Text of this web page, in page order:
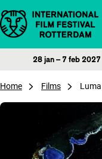
Direct naar inhoud
28 jan – 7 feb 2027
Home Films